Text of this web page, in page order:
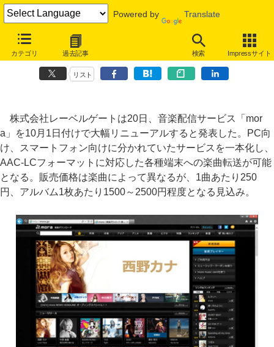
Powered by Translate
カテゴリ 過去記事 検索 Impressサイト
音楽配信の「mora」が刷新、AAC 320kbps化・DRMフリーで対応機
器拡大
リスト
株式会社レーベルゲートは20日、音楽配信サービス「mor
a」を10月1日付けで大幅リニューアルすると発表した。PC向
け、スマートフォン向けに分かれていたサービスを一本化し、
AAC-LCフォーマットに対応した各種端末への楽曲転送が可能
となる。販売価格は楽曲によって異なるが、1曲あたり250
円、アルバム1枚あたり1500～2500円程度となる見込み。